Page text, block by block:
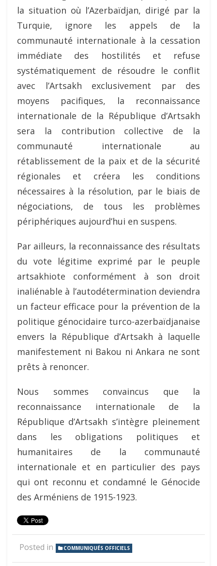
la situation où l’Azerbaïdjan, dirigé par la
Turquie, ignore les appels de la
communauté internationale à la cessation
immédiate des hostilités et refuse
systématiquement de résoudre le conflit
avec l’Artsakh exclusivement par des
moyens pacifiques, la reconnaissance
internationale de la République d’Artsakh
sera la contribution collective de la
communauté internationale au
rétablissement de la paix et de la sécurité
régionales et créera les conditions
nécessaires à la résolution, par le biais de
négociations, de tous les problèmes
périphériques aujourd’hui en suspens.
Par ailleurs, la reconnaissance des résultats
du vote légitime exprimé par le peuple
artsakhiote conformément à son droit
inaliénable à l’autodétermination deviendra
un facteur efficace pour la prévention de la
politique génocidaire turco-azerbaïdjanaise
envers la République d’Artsakh à laquelle
manifestement ni Bakou ni Ankara ne sont
prêts à renoncer.
Nous sommes convaincus que la
reconnaissance internationale de la
République d’Artsakh s’intègre pleinement
dans les obligations politiques et
humanitaires de la communauté
internationale et en particulier des pays
qui ont reconnu et condamné le Génocide
des Arméniens de 1915-1923.
Posted in COMMUNIQUÉS OFFICIELS